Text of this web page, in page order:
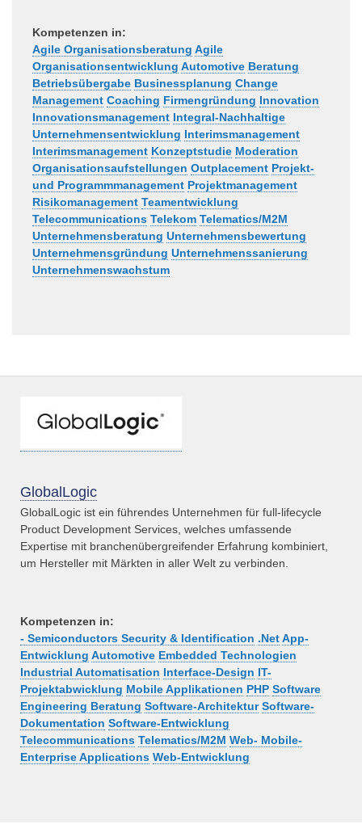
Kompetenzen in:
Agile Organisationsberatung Agile
Organisationsentwicklung Automotive Beratung
Betriebsübergabe Businessplanung Change
Management Coaching Firmengründung Innovation
Innovationsmanagement Integral-Nachhaltige
Unternehmensentwicklung Interimsmanagement
Interimsmanagement Konzeptstudie Moderation
Organisationsaufstellungen Outplacement Projekt-
und Programmmanagement Projektmanagement
Risikomanagement Teamentwicklung
Telecommunications Telekom Telematics/M2M
Unternehmensberatung Unternehmensbewertung
Unternehmensgründung Unternehmenssanierung
Unternehmenswachstum
GlobalLogic
GlobalLogic ist ein führendes Unternehmen für full-lifecycle
Product Development Services, welches umfassende
Expertise mit branchenübergreifender Erfahrung kombiniert,
um Hersteller mit Märkten in aller Welt zu verbinden.
Kompetenzen in:
- Semiconductors Security & Identification .NetApp-
Entwicklung Automotive Embedded Technologien
Industrial Automatisation Interface-Design IT-
Projektabwicklung Mobile Applikationen PHP Software
Engineering Beratung Software-Architektur Software-
Dokumentation Software-Entwicklung
Telecommunications Telematics/M2M Web- Mobile-
Enterprise Applications Web-Entwicklung